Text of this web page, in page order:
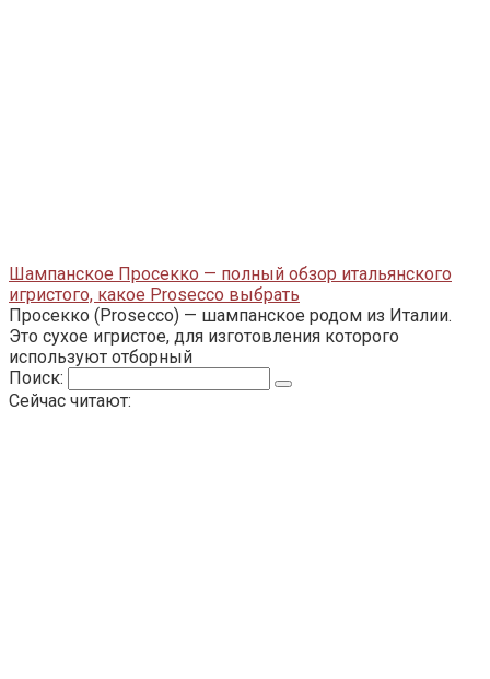
Шампанское Просекко — полный обзор итальянского
игристого, какое Prosecco выбрать
Просекко (Prosecco) — шампанское родом из Италии.
Это сухое игристое, для изготовления которого
используют отборный
Поиск:
Сейчас читают: